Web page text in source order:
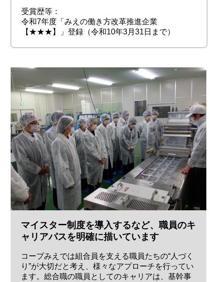
受賞歴等：
令和7年度「みえの働き方改革推進企業
【★★★】」登録（令和10年3月31日まで）
マイスター制度を導入するなど、職員のキ
ャリアパスを明確に描いています
コープみえでは組合員を支える職員たちの“人づく
り”が大切だと考え、様々なアプローチを行ってい
ます。総合職の職員としてのキャリアは、基幹事